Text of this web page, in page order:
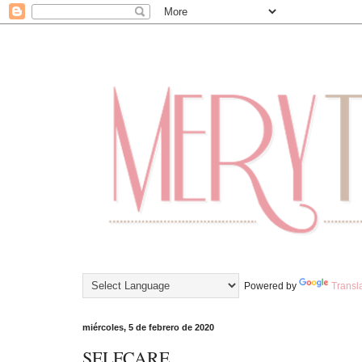
Powered by
miércoles, 5 de febrero de 2020
SELFCARE